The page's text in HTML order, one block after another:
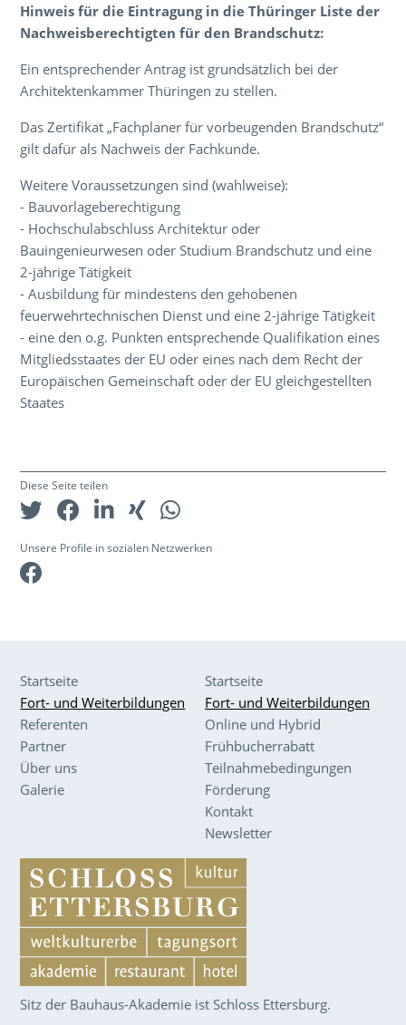
Hinweisfür die Eintragung in die Thüringer Liste der
Nachweisberechtigten für den Brandschutz:
Ein entsprechender Antrag ist grundsätzlich bei der
Architektenkammer Thüringen zu stellen.
Das Zertifikat „Fachplaner für vorbeugenden Brandschutz“
gilt dafür als Nachweis der Fachkunde.
Weitere Voraussetzungen sind (wahlweise):
- Bauvorlageberechtigung
- Hochschulabschluss Architektur oder
Bauingenieurwesen oder Studium Brandschutz und eine
2-jährige Tätigkeit
- Ausbildung für mindestens den gehobenen
feuerwehrtechnischen Dienst und eine 2-jährige Tätigkeit
- eine den o.g. Punkten entsprechende Qualifikation eines
Mitgliedsstaates der EU oder eines nach dem Recht der
Europäischen Gemeinschaft oder der EU gleichgestellten
Staates
Diese Seite teilen
Unsere Profile in sozialen Netzwerken
Startseite
Fort- und Weiterbildungen
Referenten
Partner
Über uns
Galerie
Startseite
Fort- und Weiterbildungen
Online und Hybrid
Frühbucherrabatt
Teilnahmebedingungen
Förderung
Kontakt
Newsletter
Sitz der Bauhaus-Akademie ist Schloss Ettersburg.